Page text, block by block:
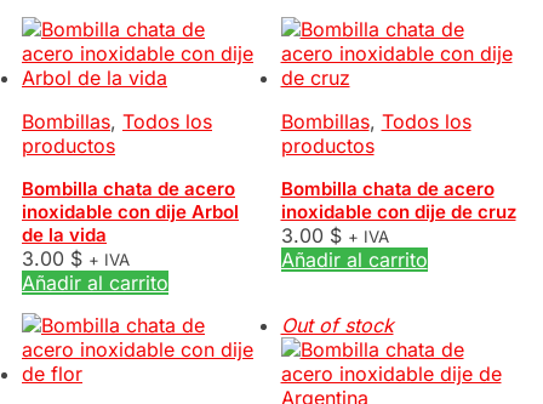
Bombillas, Todos los
productos
Bombilla chata de acero
inoxidable con dije Arbol
de la vida
3.00 $ + IVA
Añadir al carrito
Bombillas, Todos los
productos
Bombilla chata de acero
inoxidable con dije de cruz
3.00 $ + IVA
Añadir al carrito
Out of stock